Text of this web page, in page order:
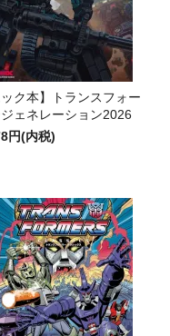
ック本】トランスフォー
ェネレーション2026
円(内税)